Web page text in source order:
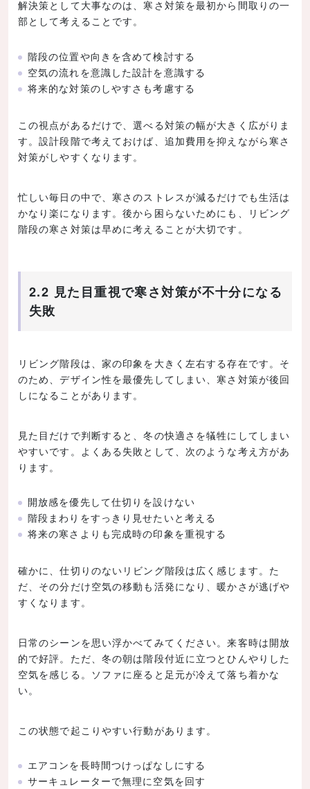
解決策として大事なのは、寒さ対策を最初から間取りの一
部として考えることです。
階段の位置や向きを含めて検討する
空気の流れを意識した設計を意識する
将来的な対策のしやすさも考慮する
この視点があるだけで、選べる対策の幅が大きく広がりま
す。設計段階で考えておけば、追加費用を抑えながら寒さ
対策がしやすくなります。
忙しい毎日の中で、寒さのストレスが減るだけでも生活は
かなり楽になります。後から困らないためにも、リビング
階段の寒さ対策は早めに考えることが大切です。
2.2 見た目重視で寒さ対策が不十分になる
失敗
リビング階段は、家の印象を大きく左右する存在です。そ
のため、デザイン性を最優先してしまい、寒さ対策が後回
しになることがあります。
見た目だけで判断すると、冬の快適さを犠牲にしてしまい
やすいです。よくある失敗として、次のような考え方があ
ります。
開放感を優先して仕切りを設けない
階段まわりをすっきり見せたいと考える
将来の寒さよりも完成時の印象を重視する
確かに、仕切りのないリビング階段は広く感じます。た
だ、その分だけ空気の移動も活発になり、暖かさが逃げや
すくなります。
日常のシーンを思い浮かべてみてください。来客時は開放
的で好評。ただ、冬の朝は階段付近に立つとひんやりした
空気を感じる。ソファに座ると足元が冷えて落ち着かな
い。
この状態で起こりやすい行動があります。
エアコンを長時間つけっぱなしにする
サーキュレーターで無理に空気を回す